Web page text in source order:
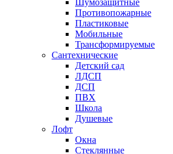
Шумозащитные
Противопожарные
Пластиковые
Мобильные
Трансформируемые
Сантехнические
Детский сад
ЛДСП
ДСП
ПВХ
Школа
Душевые
Лофт
Окна
Стеклянные